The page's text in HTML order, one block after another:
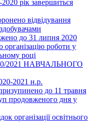
рік завершиться
відвідування
здобувачами
до 31 липня 2020
роботи у
році
2021 НАВЧАЛЬНОГО
2021 н.р.
до 11 травня
продовженого дня у
організації освітнього